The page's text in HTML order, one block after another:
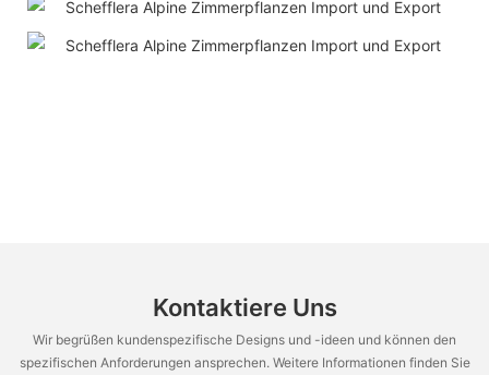
Kontaktiere Uns
Wir begrüßen kundenspezifische Designs und -ideen und können den
spezifischen Anforderungen ansprechen. Weitere Informationen finden Sie